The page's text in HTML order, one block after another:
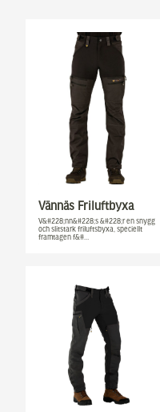
Vännäs Friluftbyxa
V&#228;nn&#228;s &#228;r en snygg
och slitstark friluftsbyxa, speciellt
framtagen f&#…